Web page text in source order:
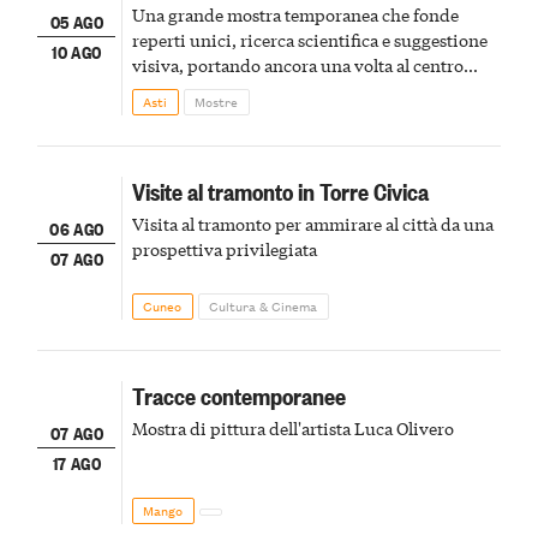
05 AGO
10 AGO
Una grande mostra temporanea che fonde
reperti unici, ricerca scientifica e suggestione
visiva, portando ancora una volta al centro
della scena le meraviglie del passato astigiano
Asti Mostre
06 AGO
07 AGO
Visite al tramonto in Torre Civica
Visita al tramonto per ammirare al città da una
prospettiva privilegiata
Cuneo Cultura & Cinema
07 AGO
17 AGO
Tracce contemporanee
Mostra di pittura dell'artista Luca Olivero
Mango